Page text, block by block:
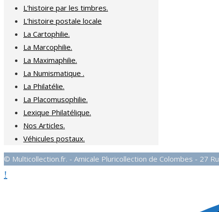
L'histoire par les timbres.
L'histoire postale locale
La Cartophilie.
La Marcophilie.
La Maximaphilie.
La Numismatique .
La Philatélie.
La Placomusophilie.
Lexique Philatélique.
Nos Articles.
Véhicules postaux.
© Multicollection.fr. - Amicale Pluricollection de Colombes - 27